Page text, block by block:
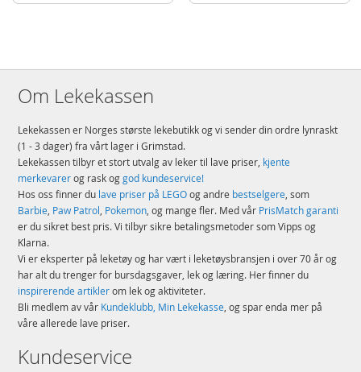
Om Lekekassen
Lekekassen er Norges største lekebutikk og vi sender din ordre lynraskt
(1 - 3 dager) fra vårt lager i Grimstad.
Lekekassen tilbyr et stort utvalg av leker til lave priser, kjente
merkevarerog rask oggod kundeservice!
Hos oss finner du lave priser på LEGOog andre bestselgere, som
Barbie, Paw Patrol, Pokemon, og mange fler. Med vår PrisMatch garanti
er du sikret best pris. Vi tilbyr sikre betalingsmetoder som Vipps og
Klarna.
Vi er eksperter på leketøy og har vært i leketøysbransjen i over 70 år og
har alt du trenger for bursdagsgaver, lek og læring. Her finner du
inspirerende artiklerom lek og aktiviteter.
Bli medlem av vår Kundeklubb, Min Lekekasse, og spar enda mer på
våre allerede lave priser.
Kundeservice